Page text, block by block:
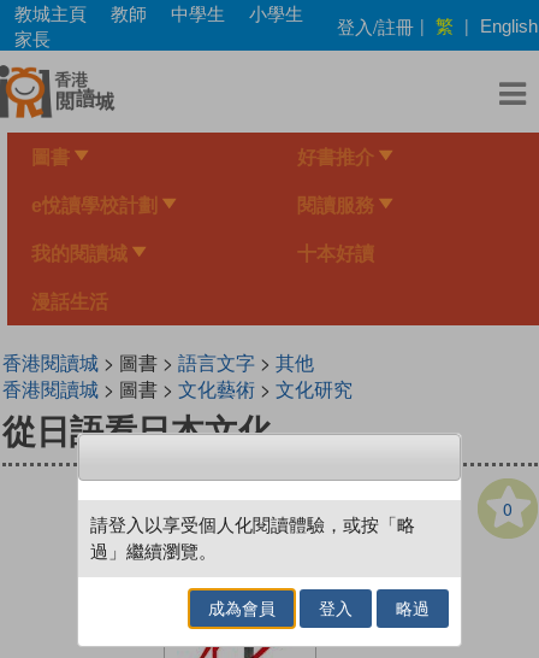
Skip
main
content
教城主頁 教師 中學生
小學生
家長
登入/註冊 | 繁 | English
圖書 好書推介
e悅讀學校計劃 閱讀服務
我的閱讀城 十本好讀
漫話生活
香港閱讀城> 圖書 > 語言文字> 其他
香港閱讀城> 圖書 > 文化藝術> 文化研究
從日語看日本文化
0
請登入以享受個人化閱讀體驗，或按「略
過」繼續瀏覽。
成為會員 登入 略過